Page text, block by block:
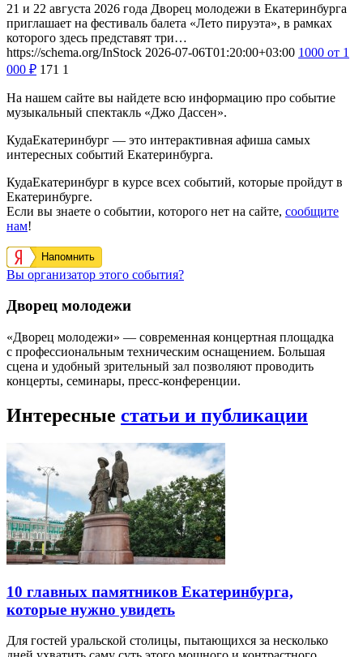
21 и 22 августа 2026 года Дворец молодежи в Екатеринбурга
приглашает на фестиваль балета «Лето пируэта», в рамках
которого здесь представят три…
https://schema.org/InStock 2026-07-06T01:20:00+03:00 1000 от 1
000 ₽ 171 1
На нашем сайте вы найдете всю информацию про событие
музыкальный спектакль «Джо Дассен».
КудаЕкатеринбург — это интерактивная афиша самых
интересных событий Екатеринбурга.
КудаЕкатеринбург в курсе всех событий, которые пройдут в
Екатеринбурге.
Если вы знаете о событии, которого нет на сайте, сообщите
нам!
Напомнить
Вы организатор этого события?
Дворец молодежи
«Дворец молодежи» — современная концертная площадка
с профессиональным техническим оснащением. Большая
сцена и удобный зрительный зал позволяют проводить
концерты, семинары, пресс-конференции.
Интересные статьи и публикации
10 главных памятников Екатеринбурга,
которые нужно увидеть
Для гостей уральской столицы, пытающихся за несколько